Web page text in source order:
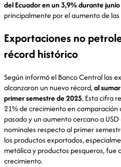
del Ecuador en un 3,9% durante
principalmente por el aumento de
Exportaciones no
récord histórico
Según informó el Banco Central las
alcanzaron un nuevo récord,al
primer semestre de 2025. Esta cifra
21% de crecimiento en
pasado y un aumento cercano a
nominales respecto al primer
los productos exportados,
metálica y productos pesqueros, fue
crecimiento.